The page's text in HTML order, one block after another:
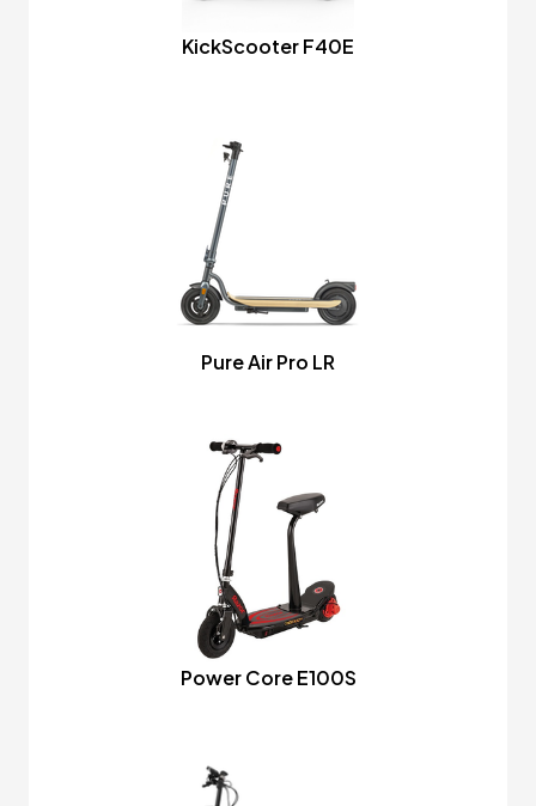
KickScooter F40E
Pure Air Pro LR
Power Core E100S